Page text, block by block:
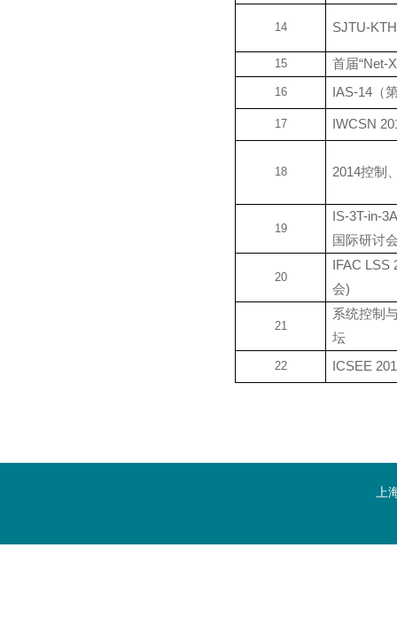
14 SJTU-
15 首届“Net-
16 IAS-14（
17 IWCSN
18 2014控制
19
IS-3T-in-
国际研讨
20
IFAC
会)
21
系统控制
坛
22 ICSEE
上